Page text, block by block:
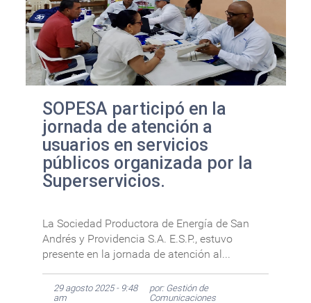
SOPESA participó en la
jornada de atención a
usuarios en servicios
públicos organizada por la
Superservicios.
La Sociedad Productora de Energía de San
Andrés y Providencia S.A. E.S.P., estuvo
presente en la jornada de atención al...
29 agosto 2025 - 9:48
am
por: Gestión de
Comunicaciones